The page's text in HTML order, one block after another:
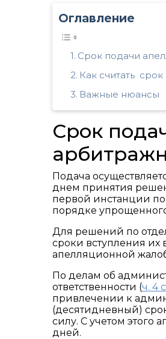
Оглавление
Срок подачи
Как считать срок
Важные нюансы
Срок
Подача
днем принятия
первой инстанции
порядке
Для решений по
сроки вступления их
апелляционной
По делам об
ответственности (ч. 4
привлечении к
(десятидневный)
силу. С учетом этого
дней.